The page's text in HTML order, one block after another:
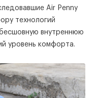
Air Penny
технологий
внутреннюю
уровень комфорта.